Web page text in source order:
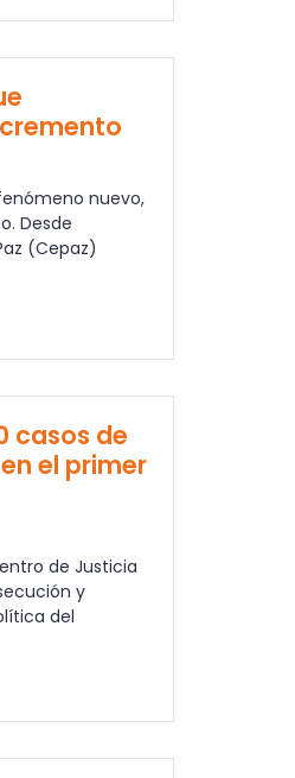
nuevo,
Desde
(Cepaz)
casos de
el primer
de Justicia
y
del